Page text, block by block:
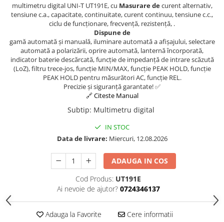
Osciloscoape TELEDYNE LECROY
Osciloscoape UNI-T
multimetru digital UNI-T UT191E, cu Masurare decurent alternativ,
tensiune c.a., capacitate, continuitate, curent continuu, tensiune c.c.,
ciclu de funcționare, frecvență, rezistență, .
Dispune de
gamă automată și manuală, iluminare automată a afișajului, selectare
automată a polarizării, oprire automată, lanternă încorporată,
indicator baterie descărcată, funcție de impedanță de intrare scăzută
(LoZ), filtru trece-jos, funcție MIN/MAX, funcție PEAK HOLD, funcție
PEAK HOLD pentru măsurători AC, funcție REL.
Precizie și siguranță garantate! ✅
🔗 Citeste Manual
Subtip: Multimetru digital
IN STOC
Data de livrare: Miercuri, 12.08.2026
ADAUGA IN COS
Cod Produs: UT191E
Ai nevoie de ajutor? 0724346137
Adauga la Favorite Cere informatii